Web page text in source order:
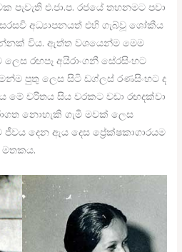
පැවැති එ.ජා.ප. රජයේ තහනමට පවා
අධ්‍යාපනයත් එහි ගැබ්වූ ශෝකීය
විය. ඇත්ත වශයෙන්ම මෙම
රඟපෑ අයිරාංගනී සේරසිංහට
පුතු ලෙස සිටි ඩග්ලස් රණසිංහට ද
මේ චරිතය සිය වරකට වඩා රඟදක්වා
නොහැකි ගැමි මවක් ලෙස
දෙන ඇය දෙස ප්‍රේක්ෂකාගාරයම